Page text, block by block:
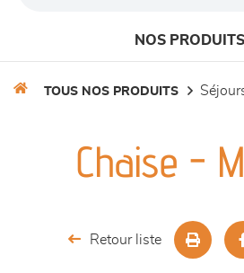
NOS PRODUITS
séjours
meubles de complément
TOUS NOS PRODUITS
Chaise -
Retour liste